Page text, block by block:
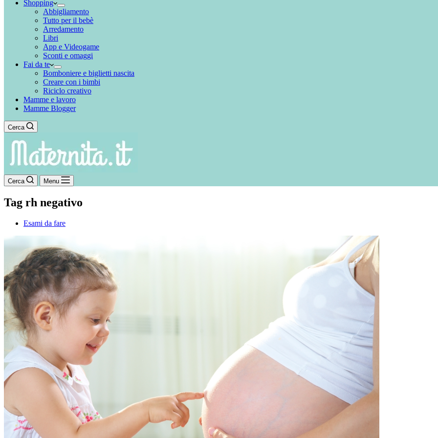
Shopping
Abbigliamento
Tutto per il bebè
Arredamento
Libri
App e Videogame
Sconti e omaggi
Fai da te
Bomboniere e biglietti nascita
Creare con i bimbi
Riciclo creativo
Mamme e lavoro
Mamme Blogger
Cerca
Cerca Menu
Tag rh negativo
Esami da fare